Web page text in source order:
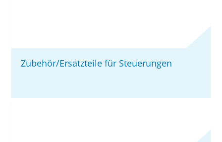
Zubehör/Ersatzteile für Steuerungen